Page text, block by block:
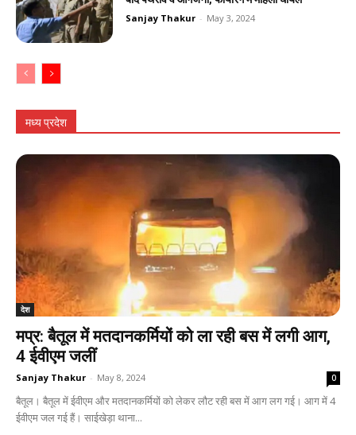
Sanjay Thakur - May 3, 2024
मध्य प्रदेश
देश
मप्र: बैतूल में मतदानकर्मियों को ला रही बस में लगी आग,
4 ईवीएम जलीं
Sanjay Thakur - May 8, 2024 0
बैतूल। बैतूल में ईवीएम और मतदानकर्मियों को लेकर लौट रही बस में आग लग गई। आग में 4
ईवीएम जल गई हैं। साईखेड़ा थाना...